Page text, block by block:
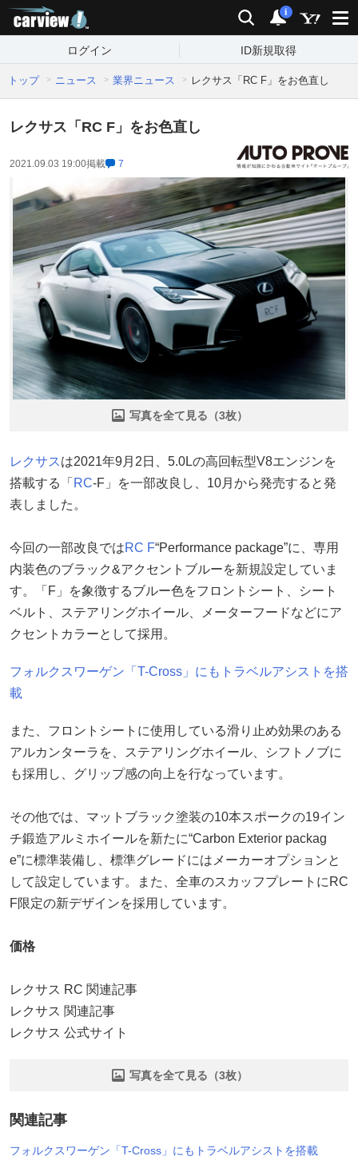
検索 通知
i
ログイン ID新規取得
トップ ニュース 業界ニュース レクサス「RC F」をお色直し
レクサス「RC F」をお色直し
2021.09.03 19:00掲載 7
写真を全て見る（3枚）
レクサス は2021年9月2日、5.0Lの高回転型V8エンジンを
搭載する「 RC-F」を一部改良し、10月から発売すると発
表しました。
今回の一部改良ではRC F“Performance package”に、専用
内装色のブラック&アクセントブルーを新規設定していま
す。「F」を象徴するブルー色をフロントシート、シート
ベルト、ステアリングホイール、メーターフードなどにア
クセントカラーとして採用。
フォルクスワーゲン「T-Cross」にもトラベルアシストを搭
載
また、フロントシートに使用している滑り止め効果のある
アルカンターラを、ステアリングホイール、シフトノブに
も採用し、グリップ感の向上を行なっています。
その他では、マットブラック塗装の10本スポークの19イン
チ鍛造アルミホイールを新たに“Carbon Exterior packag
e”に標準装備し、標準グレードにはメーカーオプションと
して設定しています。また、全車のスカッフプレートにRC
F限定の新デザインを採用しています。
価格
レクサス RC 関連記事
レクサス 関連記事
レクサス 公式サイト
写真を全て見る（3枚）
関連記事
フォルクスワーゲン「T-Cross」にもトラベルアシストを搭載